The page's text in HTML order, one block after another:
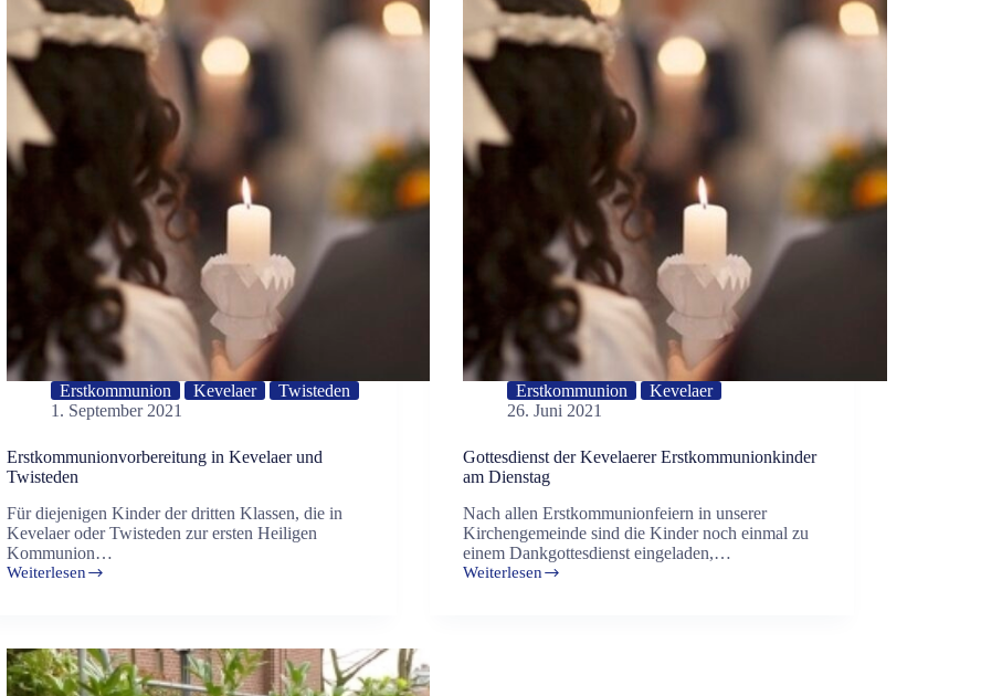
Erstkommunion Kevelaer
Twisteden
1. September 2021
Erstkommunionvorbereitung in Kevelaer und
Twisteden
Für diejenigen Kinder der dritten Klassen, die in
Kevelaer oder Twisteden zur ersten Heiligen
Kommunion…
Weiterlesen
Erstkommunionvorbereitung
Twisteden
Erstkommunion
Kevelaer
26. Juni 2021
Gottesdienst der Kevelaerer Erstkommunionkinder
am Dienstag
Nach allen Erstkommunionfeiern in unserer
Kirchengemeinde sind die Kinder noch einmal zu
einem Dankgottesdienst eingeladen,…
Weiterlesen
Gottesdienst